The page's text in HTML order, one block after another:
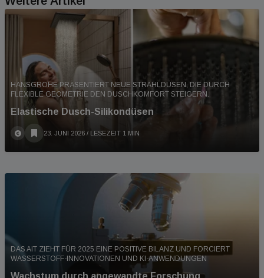
HANSGROHE PRÄSENTIERT NEUE STRAHLDÜSEN, DIE DURCH
FLEXIBLE GEOMETRIE DEN DUSCHKOMFORT STEIGERN.
Elastische Dusch-Silikondüsen
23. JUNI 2026 / LESEZEIT 1 MIN
DAS AIT ZIEHT FÜR 2025 EINE POSITIVE BILANZ UND FORCIERT
WASSERSTOFF-INNOVATIONEN UND KI-ANWENDUNGEN